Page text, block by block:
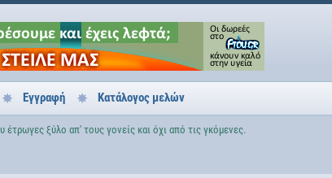
Εγγραφή Κατάλογος μελών
έτρωγες ξύλο απ' τους γονείς και όχι από τις γκόμενες.